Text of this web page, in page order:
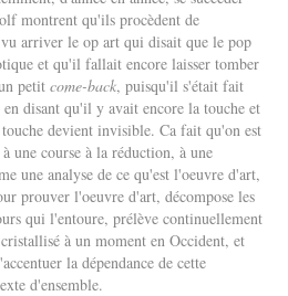
montrent qu'ils procèdent de
arriver le op art qui disait que le pop
et qu'il fallait encore laisser tomber
petit come-back, puisqu'il s'était fait
en disant qu'il y avait encore la touche et
devient invisible. Ca fait qu'on est
une course à la réduction, à une
une analyse de ce qu'est l'oeuvre d'art,
prouver l'oeuvre d'art, décompose les
qui l'entoure, prélève continuellement
à un moment en Occident, et
la dépendance de cette
d'ensemble.